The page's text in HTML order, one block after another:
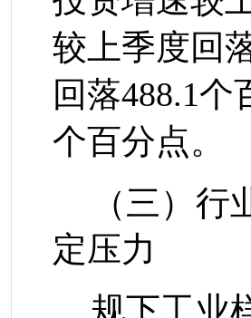
较上季度回
回落488.1个
个百分点。
（三）
定压力
规下工业